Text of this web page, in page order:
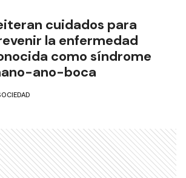
cuidados para
la enfermedad
como síndrome
ano-boca